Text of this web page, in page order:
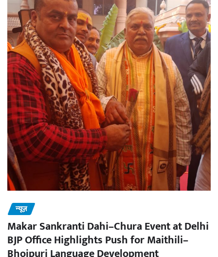
न्यूज़
Makar Sankranti Dahi–Chura Event at Delhi
BJP Office Highlights Push for Maithili–